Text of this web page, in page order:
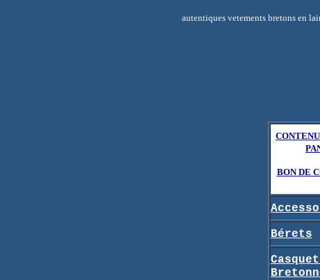
autentiques vetements bretons en
BON DE
Bérets